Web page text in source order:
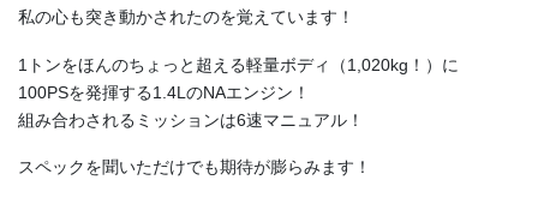
私の心も突き動かされたのを覚えています！
1トンをほんのちょっと超える軽量ボディ（1,020kg！）に
100PSを発揮する1.4LのNAエンジン！
組み合わされるミッションは6速マニュアル！
スペックを聞いただけでも期待が膨らみます！